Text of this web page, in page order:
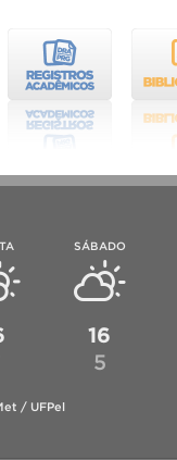
SÁBADO
16
5
/ UFPel